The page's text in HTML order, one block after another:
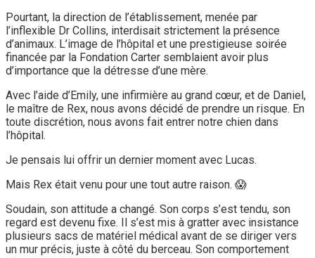
Pourtant, la direction de l’établissement, menée par
l’inflexible Dr Collins, interdisait strictement la présence
d’animaux. L’image de l’hôpital et une prestigieuse soirée
financée par la Fondation Carter semblaient avoir plus
d’importance que la détresse d’une mère.
Avec l’aide d’Emily, une infirmière au grand cœur, et de Daniel,
le maître de Rex, nous avons décidé de prendre un risque. En
toute discrétion, nous avons fait entrer notre chien dans
l’hôpital.
Je pensais lui offrir un dernier moment avec Lucas.
Mais Rex était venu pour une tout autre raison. 😱
Soudain, son attitude a changé. Son corps s’est tendu, son
regard est devenu fixe. Il s’est mis à gratter avec insistance
plusieurs sacs de matériel médical avant de se diriger vers
un mur précis, juste à côté du berceau. Son comportement